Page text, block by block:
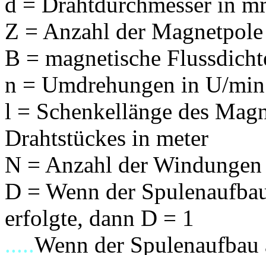
Z = Anzahl der Magnetpole
B = magnetische
n = Umdrehungen in U/min
l = Schenkellänge des
Drahtstückes in meter
N = Anzahl der
D = Wenn der
erfolgte, dann D = 1
.....Wenn der